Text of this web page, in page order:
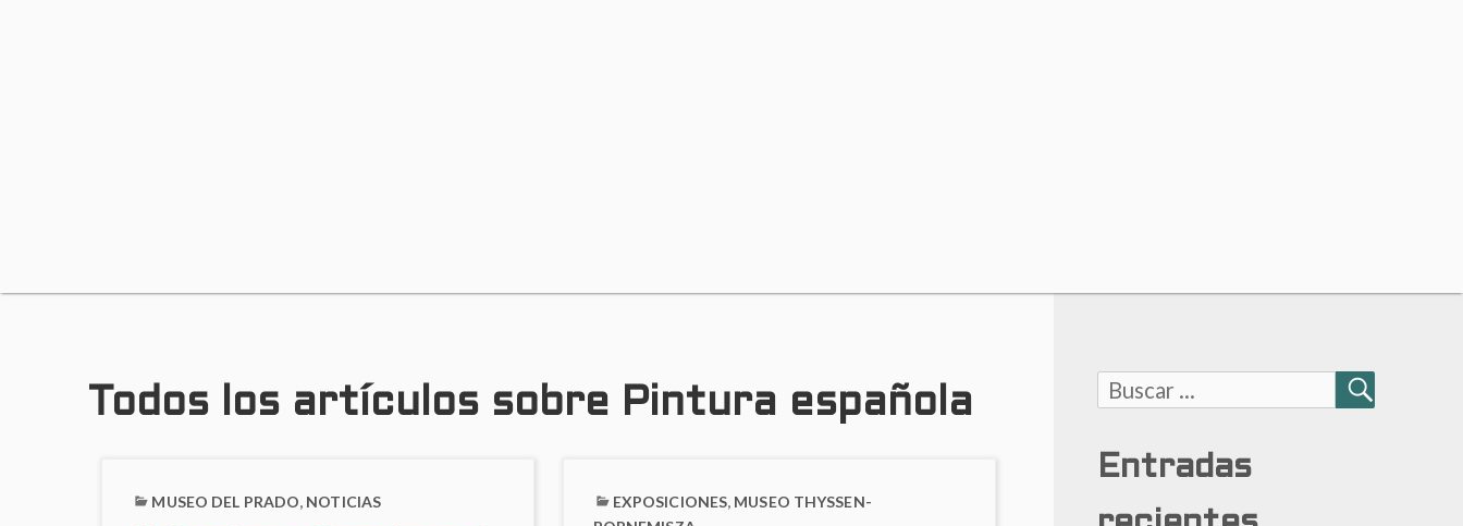
Todos los artículos sobre Pintura española
MUSEO DEL PRADO, NOTICIAS EXPOSICIONES, MUSEO THYSSEN-
Buscar:
BUSCAR
Entradas